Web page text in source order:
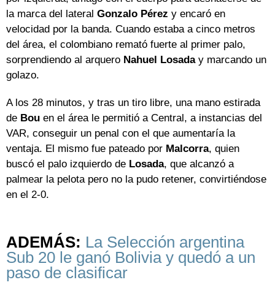
la marca del lateral Gonzalo Pérez y encaró en
velocidad por la banda. Cuando estaba a cinco metros
del área, el colombiano remató fuerte al primer palo,
sorprendiendo al arquero Nahuel Losaday marcando un
golazo.
A los 28 minutos, y tras un tiro libre, una mano estirada
de Bou en el área le permitió a Central, a instancias del
VAR, conseguir un penal con el que aumentaría la
ventaja. El mismo fue pateado por Malcorra, quien
buscó el palo izquierdo de Losada, que alcanzó a
palmear la pelota pero no la pudo retener, convirtiéndose
en el 2-0.
ADEMÁS: La Selección argentina
Sub 20 le ganó Bolivia y quedó a un
paso de clasificar